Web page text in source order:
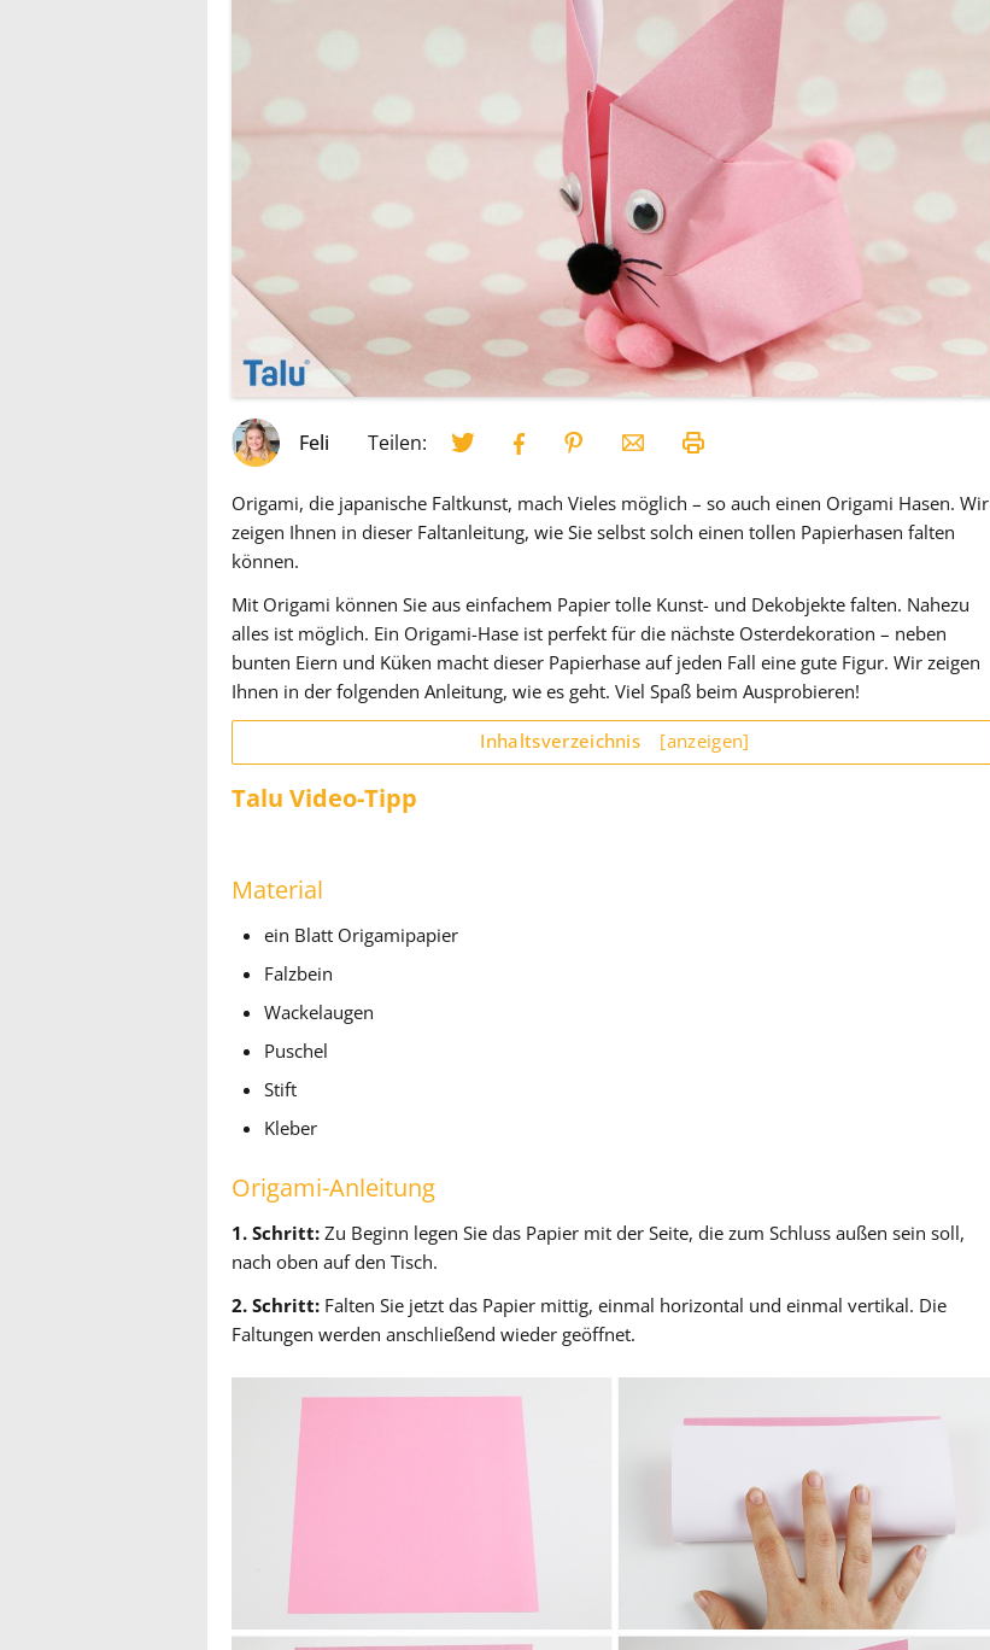
Feli Teilen:
Origami, die japanische Faltkunst, mach Vieles möglich – so auch einen Origami Hasen. Wir
zeigen Ihnen in dieser Faltanleitung, wie Sie selbst solch einen tollen Papierhasen falten
können.
Mit Origami können Sie aus einfachem Papier tolle Kunst- und Dekobjekte falten. Nahezu
alles ist möglich. Ein Origami-Hase ist perfekt für die nächste Osterdekoration – neben
bunten Eiern und Küken macht dieser Papierhase auf jeden Fall eine gute Figur. Wir zeigen
Ihnen in der folgenden Anleitung, wie es geht. Viel Spaß beim Ausprobieren!
Inhaltsverzeichnis [anzeigen]
Talu Video-Tipp
Material
ein Blatt Origamipapier
Falzbein
Wackelaugen
Puschel
Stift
Kleber
Origami-Anleitung
1. Schritt: Zu Beginn legen Sie das Papier mit der Seite, die zum Schluss außen sein soll,
nach oben auf den Tisch.
2. Schritt: Falten Sie jetzt das Papier mittig, einmal horizontal und einmal vertikal. Die
Faltungen werden anschließend wieder geöffnet.